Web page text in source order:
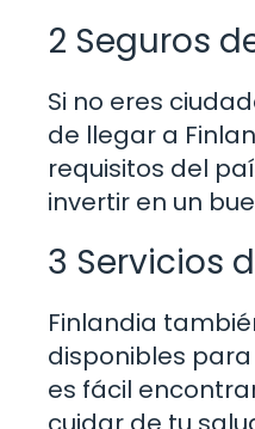
2 Seguros
Si no eres
de llegar a
requisitos del
invertir en un
3 Servicios
Finlandia
disponibles
es fácil